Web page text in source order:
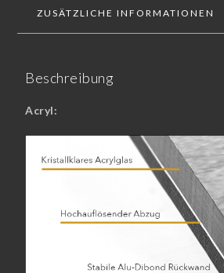
ZUSÄTZLICHE INFORMATIONEN
Beschreibung
Acryl: